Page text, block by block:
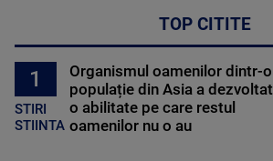
TOP CITITE
1
STIRI
STIINTA
Organismul oamenilor dintr-o
populație din Asia a dezvoltat
o abilitate pe care restul
oamenilor nu o au